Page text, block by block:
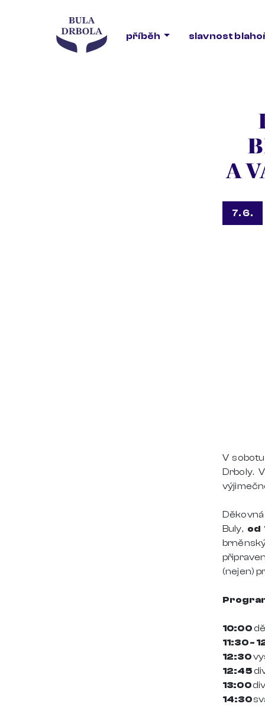
příběh slavnost
A
7. 6.
V
Drboly.
Buly, od
(nejen)
10:00
11:30 -
12:30
12:45
13:00
14:30